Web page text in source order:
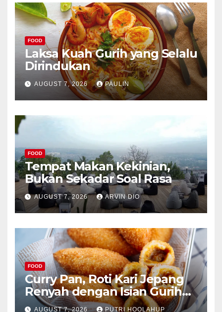
FOOD
Laksa Kuah Gurih yang Selalu
Dirindukan
AUGUST 7, 2026 PAULIN
FOOD
Tempat Makan Kekinian,
Bukan Sekadar Soal Rasa
AUGUST 7, 2026 ARVIN DIO
FOOD
Curry Pan, Roti Kari Jepang
Renyah dengan Isian Gurih
Menggoda
AUGUST 7, 2026 PUTRI HOOLAHUP